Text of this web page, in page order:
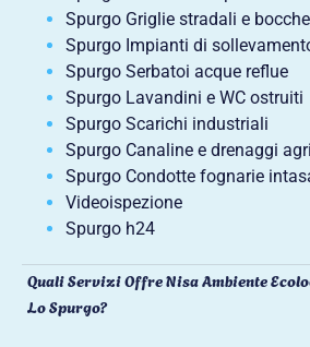
Spurgo Griglie stradali e
Spurgo Impianti di
Spurgo Serbatoi acque reflue
Spurgo Lavandini e WC ostruiti
Spurgo Scarichi industriali
Spurgo Canaline e drenaggi
Spurgo Condotte fognarie
Videoispezione
Spurgo h24
Quali Servizi Offre Nisa Ambiente
Lo Spurgo?